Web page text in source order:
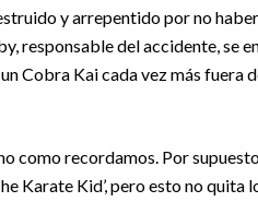
y arrepentido por no
responsable del accidente, se
Cobra Kai cada vez más
como recordamos. Por
Karate Kid’, pero esto no